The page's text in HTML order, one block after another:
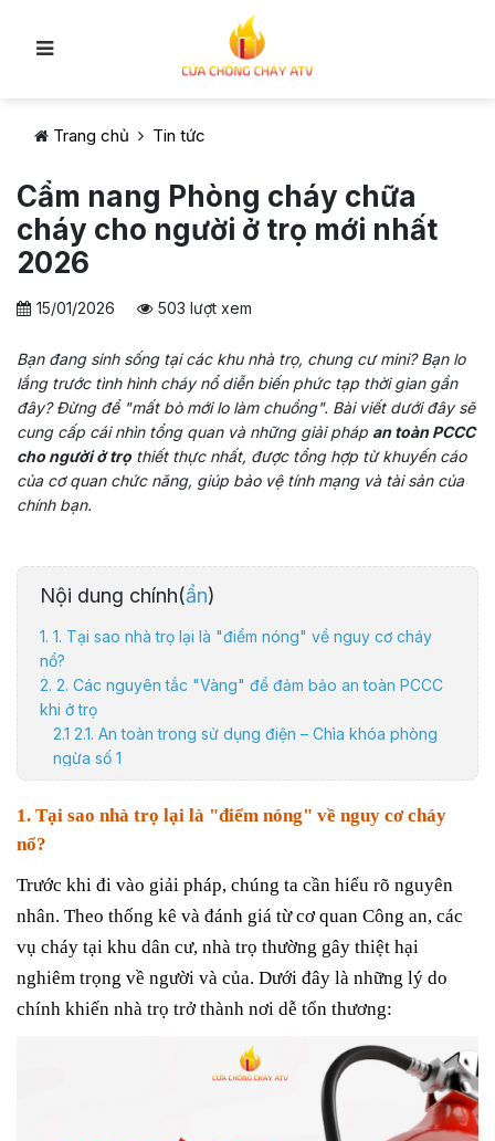
Trang chủ Tin tức
Cẩm nang Phòng cháy chữa
cháy cho người ở trọ mới nhất
2026
15/01/2026 503 lượt xem
Bạn đang sinh sống tại các khu nhà trọ, chung cư mini? Bạn lo
lắng trước tình hình cháy nổ diễn biến phức tạp thời gian gần
đây? Đừng để "mất bò mới lo làm chuồng". Bài viết dưới đây sẽ
cung cấp cái nhìn tổng quan và những giải pháp an toàn PCCC
cho người ở trọ thiết thực nhất, được tổng hợp từ khuyến cáo
của cơ quan chức năng, giúp bảo vệ tính mạng và tài sản của
chính bạn.
Nội dung chính(ẩn)
1. 1. Tại sao nhà trọ lại là "điểm nóng" về nguy cơ cháy
nổ?
2. 2. Các nguyên tắc "Vàng" để đảm bảo an toàn PCCC
khi ở trọ
2.1 2.1. An toàn trong sử dụng điện – Chìa khóa phòng
ngừa số 1
2.2 2.2. Kiểm soát nguồn lửa, nguồn nhiệt
2.3 2.3. Lối thoát nạn – Đường sống của bạn
2.4 2.4. Trang bị kỹ năng và thiết bị PCCC tại chỗ
3. 3. Quy trình xử lý nhanh khi phát hiện cháy
4. Kết luận
1. Tại sao nhà trọ lại là "điểm nóng" về nguy cơ cháy
nổ?
Trước khi đi vào giải pháp, chúng ta cần hiểu rõ nguyên
nhân. Theo thống kê và đánh giá từ cơ quan Công an, các
vụ cháy tại khu dân cư, nhà trọ thường gây thiệt hại
nghiêm trọng về người và của. Dưới đây là những lý do
chính khiến nhà trọ trở thành nơi dễ tổn thương: